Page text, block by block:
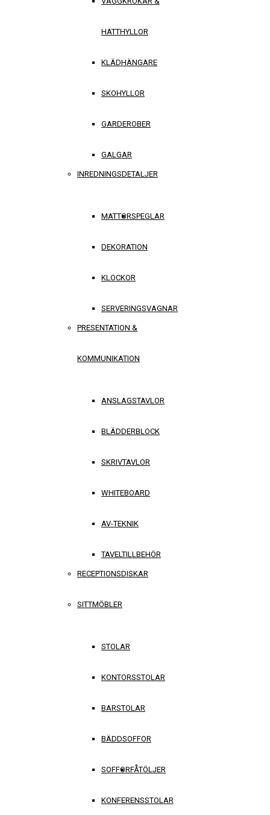
HATTHYLLOR
KLÄDHÄNGARE
SKOHYLLOR
GARDEROBER
GALGAR
INREDNINGSDETALJER
MATTORSPEGLAR
DEKORATION
KLOCKOR
SERVERINGSVAGNAR
PRESENTATION &
KOMMUNIKATION
ANSLAGSTAVLOR
BLÄDDERBLOCK
SKRIVTAVLOR
WHITEBOARD
AV-TEKNIK
TAVELTILLBEHÖR
RECEPTIONSDISKAR
SITTMÖBLER
STOLAR
KONTORSSTOLAR
BARSTOLAR
BÄDDSOFFOR
SOFFORFÅTÖLJER
KONFERENSSTOLAR